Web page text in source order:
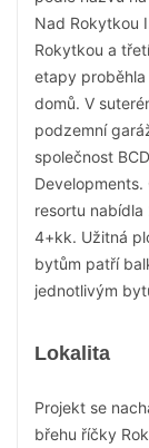
Nad Rokytkou
Rokytkou a
etapy
domů. V
podzemní
společnost
resortu
4+kk. Užitná
bytům patří
jednotlivým
Lokalita
Projekt se
břehu říčky